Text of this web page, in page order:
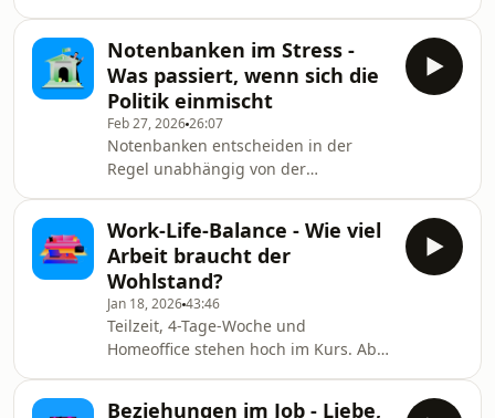
50 Jahren nach der Ölkrise 1973
haben wir versucht, unabhängiger zu
werden – mit Tempolimit und
Energiesparen. Pfister Sandra, Holz
Dorothee
Notenbanken im Stress -
Was passiert, wenn sich die
Politik einmischt
Feb 27, 202626:07
Notenbanken entscheiden in der
Regel unabhängig von der
Politiker einmischen in die Zinspolitik,
so wie Trump, endet es oft in einer
höheren Inflation oder sogar
Rezession. Pfister, Sandra
Work-Life-Balance - Wie viel
Arbeit braucht der
Wohlstand?
Jan 18, 202643:46
Teilzeit, 4-Tage-Woche und
Homeoffice stehen hoch im Kurs. Aber
Beziehungen im Job - Liebe,